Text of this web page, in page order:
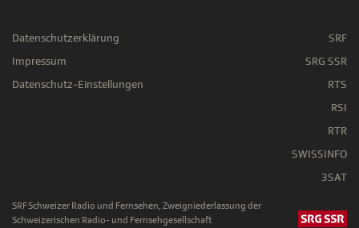
Datenschutzerklärung
Impressum
Datenschutz-Einstellungen
SRF
SRG SSR
RTS
RSI
RTR
SWISSINFO
3SAT
SRF Schweizer Radio und Fernsehen, Zweigniederlassung der
Schweizerischen Radio- und Fernsehgesellschaft